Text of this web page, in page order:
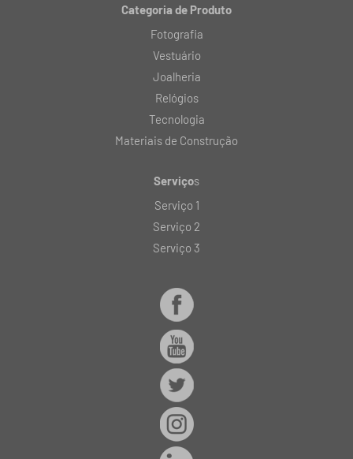
Categoria de Produto
Fotografia
Vestuário
Joalheria
Relógios
Tecnologia
Materiais de Construção
Serviços
Serviço 1
Serviço 2
Serviço 3